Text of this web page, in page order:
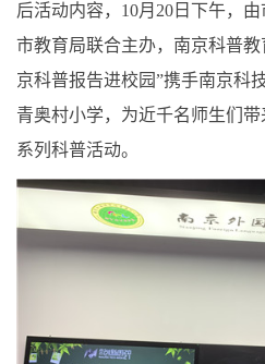
后活动内容，10月20日下午，
市教育局联合主办，南京科普
京科普报告进校园”携手南京科
青奥村小学，为近千名师生们
系列科普活动。